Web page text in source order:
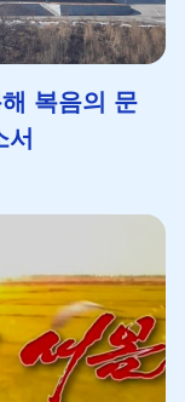
복음의 문
서